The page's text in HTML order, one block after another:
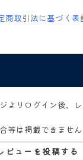
商取引法に基づく表
りログイン後、
は掲載できませ
ビューを投稿する